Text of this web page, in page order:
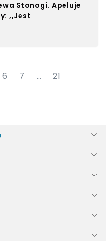
Stonogi. Apeluje
,,Jest
6 7 … 21